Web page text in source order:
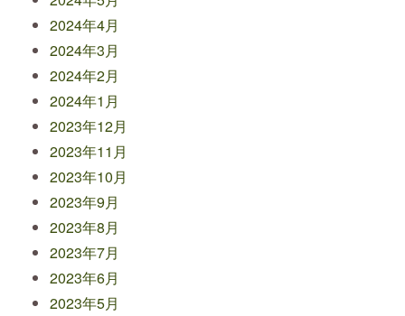
2024年4月
2024年3月
2024年2月
2024年1月
2023年12月
2023年11月
2023年10月
2023年9月
2023年8月
2023年7月
2023年6月
2023年5月